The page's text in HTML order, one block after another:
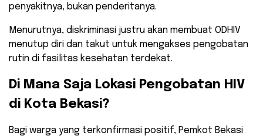
penyakitnya, bukan penderitanya.
Menurutnya, diskriminasi justru akan membuat ODHIV
menutup diri dan takut untuk mengakses pengobatan
rutin di fasilitas kesehatan terdekat.
​Di Mana Saja Lokasi Pengobatan HIV
di Kota Bekasi?
​Bagi warga yang terkonfirmasi positif, Pemkot Bekasi